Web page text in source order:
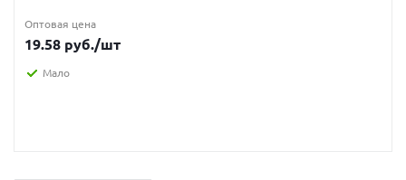
Оптовая цена
19.58 руб./шт
Мало